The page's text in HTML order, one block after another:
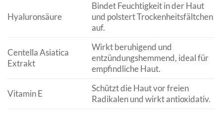
Hyaluronsäure
Bindet Feuchtigkeit in der Haut
und polstert Trockenheitsfältchen
auf.
Centella Asiatica
Extrakt
Wirkt beruhigend und
entzündungshemmend, ideal für
empfindliche Haut.
Vitamin E
Schützt die Haut vor freien
Radikalen und wirkt antioxidativ.